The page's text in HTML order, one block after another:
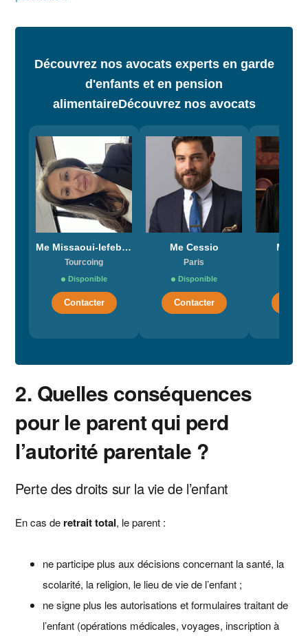
Découvrez nos avocats experts en garde
d'enfants et en pension
alimentaireDécouvrez nos avocats
Me Missaoui-lefebvre
Tourcoing
Disponible
Contacter
Me Cessio
Paris
Disponible
Contacter
Me
2. Quelles conséquences
pour le parent qui perd
l’autorité parentale ?
Perte des droits sur la vie de l’enfant
En cas de retrait total, le parent :
ne participe plus aux décisions concernant la santé, la
scolarité, la religion, le lieu de vie de l’enfant ;
ne signe plus les autorisations et formulaires traitant de
l’enfant (opérations médicales, voyages, inscription à